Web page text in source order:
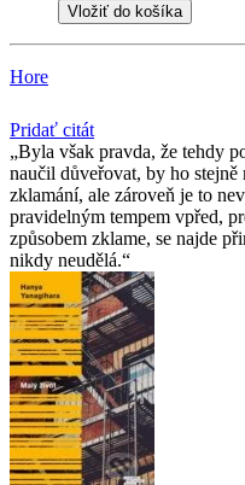
Vložiť do košíka
Hore
Pridať citát
Byla však pravda, že tehdy
naučil důveřovat, by ho
zklamání, ale zároveň je to
pravidelným tempem vpřed,
způsobem zklame, se najde
nikdy neudělá.